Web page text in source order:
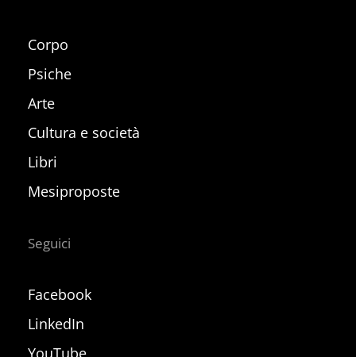
Corpo
Psiche
Arte
Cultura e società
Libri
Mesiproposte
Seguici
Facebook
LinkedIn
YouTube